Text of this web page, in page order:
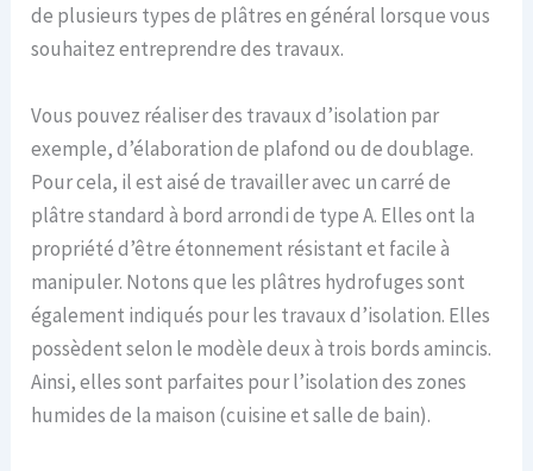
de plusieurs types de plâtres en général lorsque vous
souhaitez entreprendre des travaux.
Vous pouvez réaliser des travaux d’isolation par
exemple, d’élaboration de plafond ou de doublage.
Pour cela, il est aisé de travailler avec un carré de
plâtre standard à bord arrondi de type A. Elles ont la
propriété d’être étonnement résistant et facile à
manipuler. Notons que les plâtres hydrofuges sont
également indiqués pour les travaux d’isolation. Elles
possèdent selon le modèle deux à trois bords amincis.
Ainsi, elles sont parfaites pour l’isolation des zones
humides de la maison (cuisine et salle de bain).